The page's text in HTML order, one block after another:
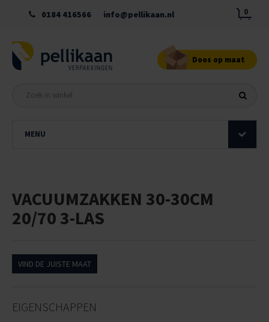
0184 416566 info@pellikaan.nl 0
Doos op maat
MENU
VACUUMZAKKEN 30-30CM
20/70 3-LAS
VIND DE JUISTE MAAT
EIGENSCHAPPEN